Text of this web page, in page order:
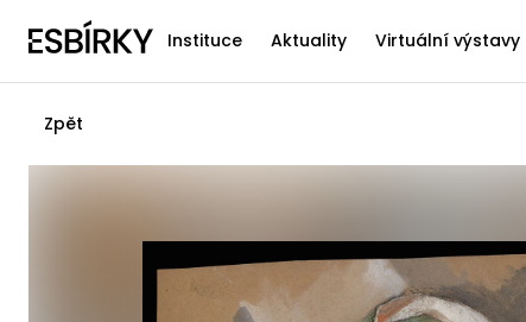
Instituce Aktuality Virtuální výstavy
Zpět